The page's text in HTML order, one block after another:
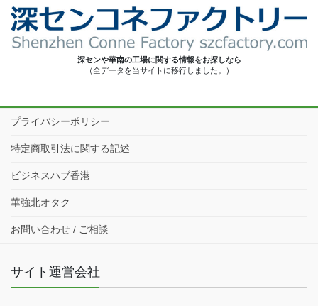
深センや華南の工場に関する情報をお探しなら
（全データを当サイトに移行しました。）
プライバシーポリシー
特定商取引法に関する記述
ビジネスハブ香港
華強北オタク
お問い合わせ / ご相談
サイト運営会社